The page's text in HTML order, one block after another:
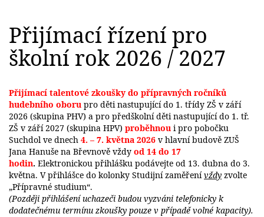
Přijímací řízení pro
školní rok 2026 / 2027
Přijímací talentové zkoušky do přípravných ročníků
hudebního oboru pro děti nastupující do 1. třídy ZŠ v září
2026 (skupina PHV) a pro předškolní děti nastupující do 1. tř.
ZŠ v září 2027 (skupina HPV) proběhnou i pro pobočku
Suchdol ve dnech 4. – 7. května 2026 v hlavní budově ZUŠ
Jana Hanuše na Břevnově vždy od 14 do 17
hodin. Elektronickou přihlášku podávejte od 13. dubna do 3.
května. V přihlášce do kolonky Studijní zaměřenívždy zvolte
„Přípravné studium“.
(Později přihlášení uchazeči budou vyzváni telefonicky k
dodatečnému termínu zkoušky pouze v případě volné kapacity).